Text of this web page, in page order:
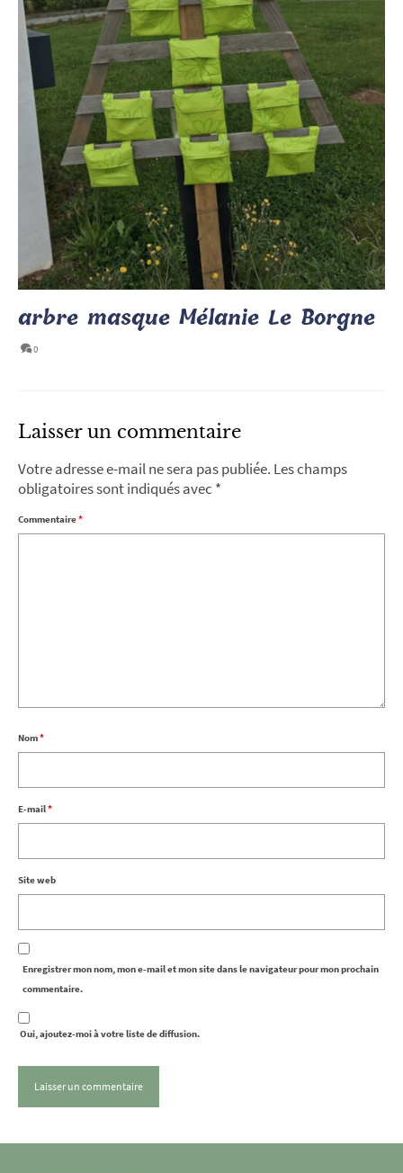
arbre masque Mélanie Le Borgne
0
Laisser un commentaire
Votre adresse e-mail ne sera pas publiée. Les champs
obligatoires sont indiqués avec *
Commentaire*
Nom*
E-mail*
Site web
Enregistrer mon nom, mon e-mail et mon site dans le navigateur pour mon prochain
commentaire.
Oui, ajoutez-moi à votre liste de diffusion.